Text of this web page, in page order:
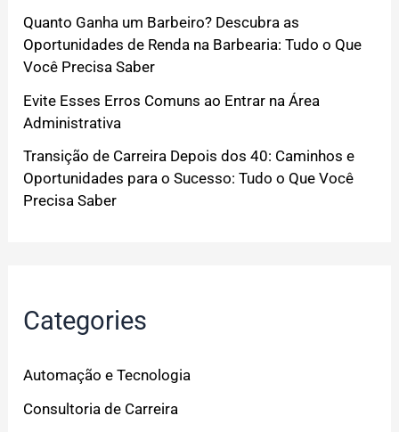
Quanto Ganha um Barbeiro? Descubra as
Oportunidades de Renda na Barbearia: Tudo o Que
Você Precisa Saber
Evite Esses Erros Comuns ao Entrar na Área
Administrativa
Transição de Carreira Depois dos 40: Caminhos e
Oportunidades para o Sucesso: Tudo o Que Você
Precisa Saber
Categories
Automação e Tecnologia
Consultoria de Carreira